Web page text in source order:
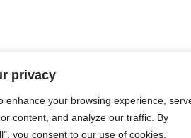
privacy
enhance your browsing experience,
content, and analyze our traffic. By
you consent to our use of cookies.